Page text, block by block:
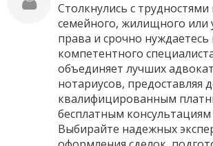
Столкнулись с трудностями
семейного, жилищного или
права и срочно
компетентного
объединяет лучших
нотариусов, предоставляя
квалифицированным
бесплатным консультациям
Выбирайте надежных